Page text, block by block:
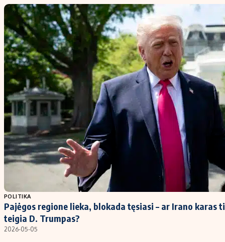
POLITIKA
Pajėgos regione lieka, blokada tęsiasi – ar Irano karas
teigia D. Trumpas?
2026-05-05